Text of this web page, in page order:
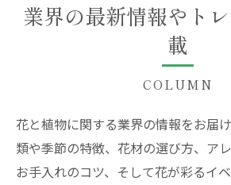
業界の最新情報やト
載
COLUMN
花と植物に関する業界の情報をお届
類や季節の特徴、花材の選び方、アレ
お手入れのコツ、そして花が彩るイ